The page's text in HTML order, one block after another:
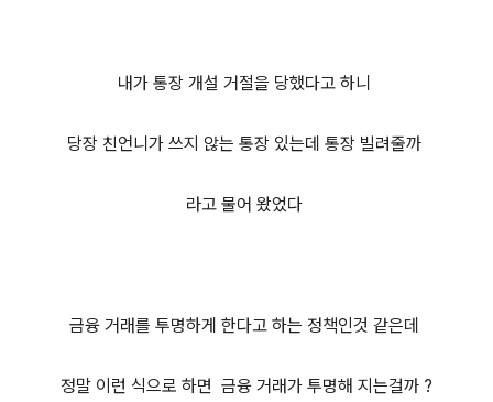
내가 통장 개설 거절을 당했다고 하니
당장 친언니가 쓰지 않는 통장 있는데 통장 빌려줄까
라고 물어 왔었다
금융 거래를 투명하게 한다고 하는 정책인것 같은데
정말 이런 식으로 하면 금융 거래가 투명해 지는걸까 ?